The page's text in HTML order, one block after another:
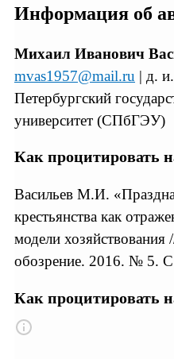
Информация об
Михаил Иванович
mvas1957@mail.ru | д.
Петербургский
университет (СПбГЭУ)
Как процитировать
Васильев М.И.
крестьянства как
модели хозяйствования
обозрение. 2016. № 5.
Как процитировать